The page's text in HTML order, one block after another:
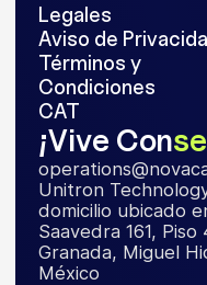
Legales
Aviso de
Términos y
Condiciones
CAT
¡Vive Con
Unitron
domicilio ubicado
Saavedra 161,
Granada, Miguel
México